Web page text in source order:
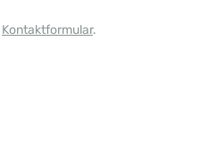
Kontaktformular.